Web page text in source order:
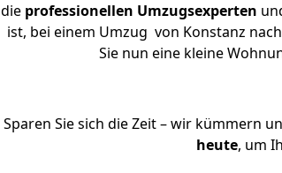
die professionellen Umzugsexperten
ist, bei einem Umzug von Konstanz
Sie nun eine kleine
Sparen Sie sich die Zeit – wir kümmern
heute, um